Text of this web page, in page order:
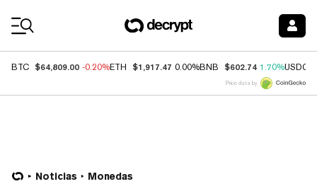
BTC $64,809.00 -0.20%ETH $1,917.47 0.00%BNB $602.74 1.70%USDC
Price data by
Noticias Monedas